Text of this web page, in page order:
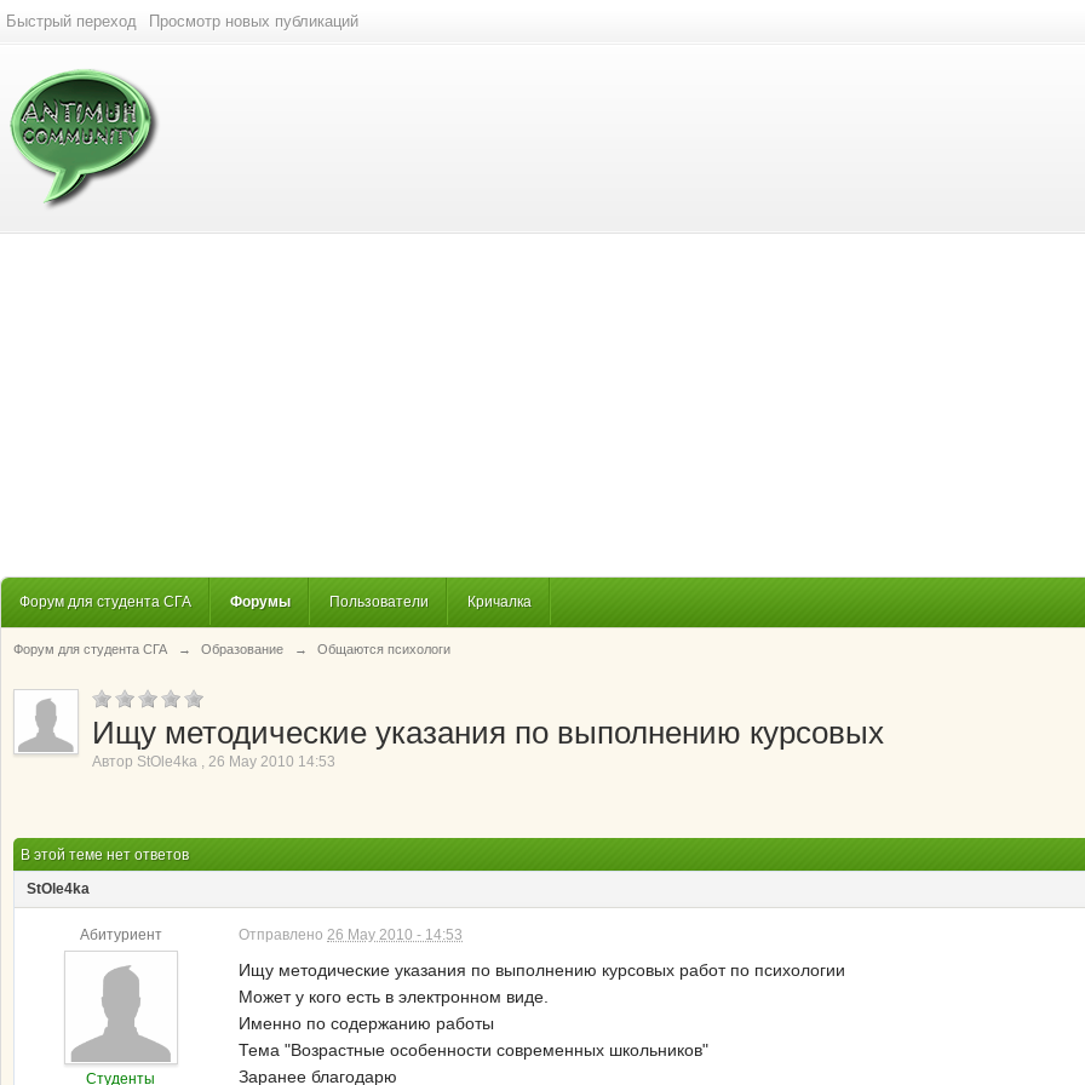
Быстрый переход Просмотр новых публикаций
Форум для студента СГА Форумы Пользователи Кричалка
Форум для студента СГА → Образование → Общаются психологи
Ищу методические указания по выполнению курсовых
Автор StOle4ka , 26 May 2010 14:53
В этой теме нет ответов
StOle4ka
Абитуриент
Студенты
Отправлено 26 May 2010 - 14:53
Ищу методические указания по выполнению курсовых работ по психологии
Может у кого есть в электронном виде.
Именно по содержанию работы
Тема "Возрастные особенности современных школьников"
Заранее благодарю